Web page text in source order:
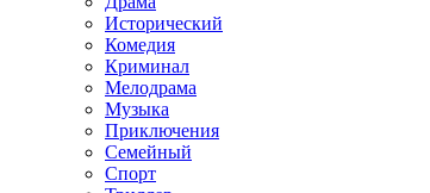
Исторический
Комедия
Криминал
Мелодрама
Музыка
Приключения
Семейный
Спорт